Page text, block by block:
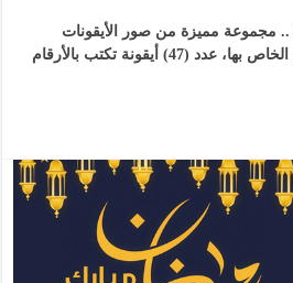
مجموعة مميزة من صور الأيقونات
الرمضانية المنوعة مع الدليل الخاص بها، عدد (47) أيقونة تكتب بالأرقام